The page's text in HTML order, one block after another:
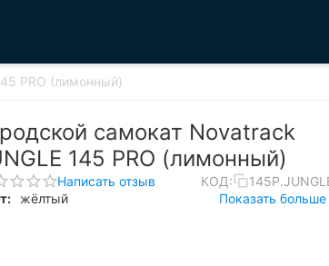
PRO (лимонный)
самокат Novatrack
145 PRO (лимонный)
Написать отзыв КОД:
жёлтый Показать